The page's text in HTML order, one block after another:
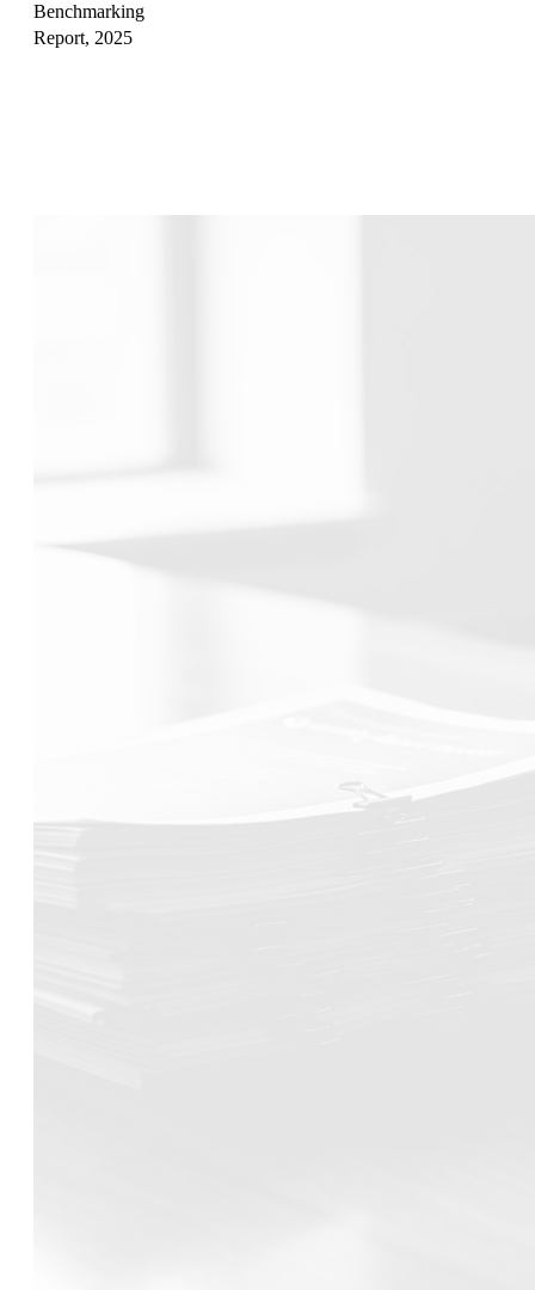
Benchmarking
Report, 2025